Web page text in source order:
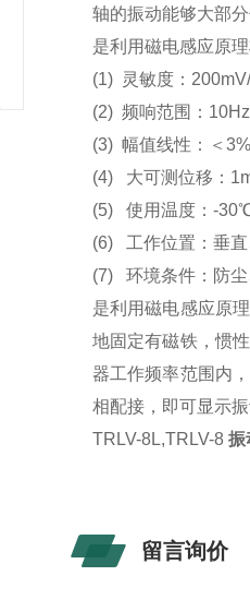
轴的振动能够大部
是利用磁电感应原
(1) 灵敏度：
(2) 频响范围：
(3) 幅值
(4) 大可测位移：
(5) 使用温度：-
(6) 工作位置：垂
(7) 环境条件：防尘
是利用磁电感应原
地固定有磁铁，惯
器工作频率范围内
相配接，即可显示
TRLV-8L,TRLV-8振
留言询价